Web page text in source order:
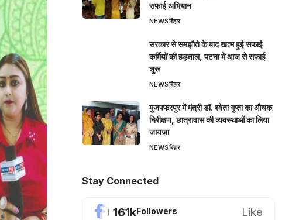
सफाई अभियान
NEWSबिहार
सरकार से समझौते के बाद खत्म हुई सफाई
कर्मियों की हड़ताल, पटना में आज से सफाई
शुरू
NEWSबिहार
मुजफ्फरपुर में मंत्री डॉ. श्वेता गुप्ता का औचक
निरीक्षण, छात्रावास की व्यवस्थाओं का लिया
जायजा
NEWSबिहार
Stay Connected
161kFollowers Like